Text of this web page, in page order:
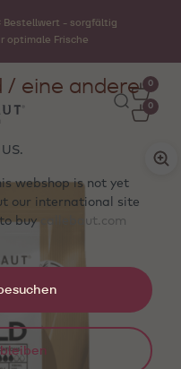
Bestellwert - sorgfältig
optimale Frische
0
0
/ eine andere
US.
webshop is not yet
our international site
buy callebaut.com